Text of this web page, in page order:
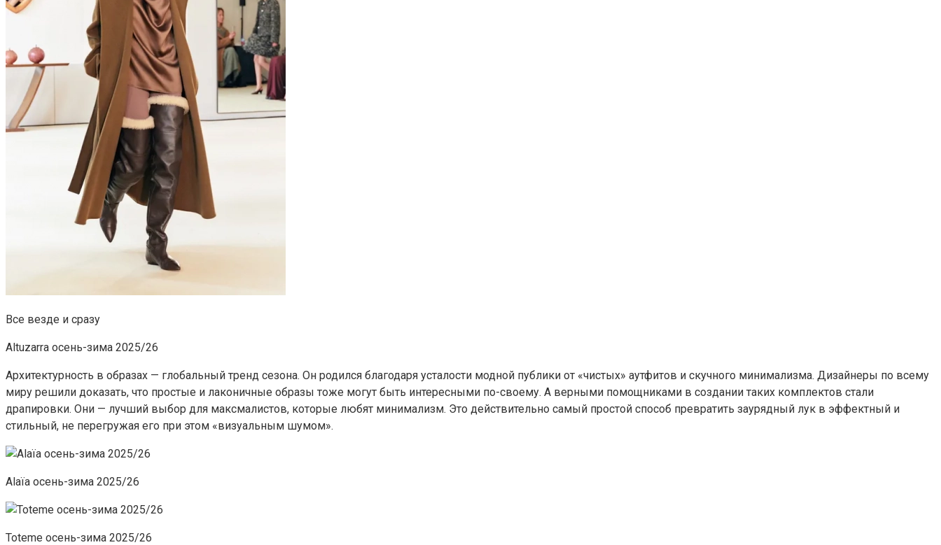
Все везде и сразу
Altuzarra осень-зима 2025/26
Архитектурность в образах — глобальный тренд сезона. Он родился благодаря усталости модной публики от «чистых» аутфитов и скучного минимализма. Дизайнеры по всему
миру решили доказать, что простые и лаконичные образы тоже могут быть интересными по-своему. А верными помощниками в создании таких комплектов стали
драпировки. Они — лучший выбор для максмалистов, которые любят минимализм. Это действительно самый простой способ превратить заурядный лук в эффектный и
стильный, не перегружая его при этом «визуальным шумом».
Alaïa осень-зима 2025/26
Toteme осень-зима 2025/26